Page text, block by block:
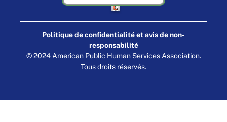
Fabriqué par Cornershop Creative
Politique de confidentialité et avis de non-
responsabilité
© 2024 American Public Human Services Association.
Tous droits réservés.